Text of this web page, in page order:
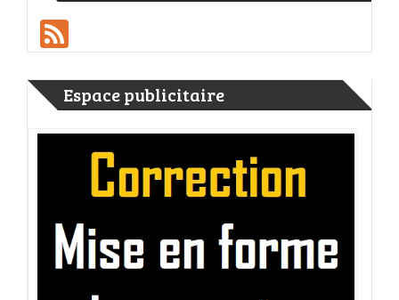
Espace publicitaire